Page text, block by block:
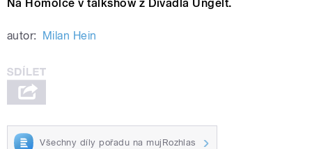
Na Homolce v talkshow z Divadla Ungelt.
autor: Milan Hein
Všechny díly pořadu na mujRozhlas